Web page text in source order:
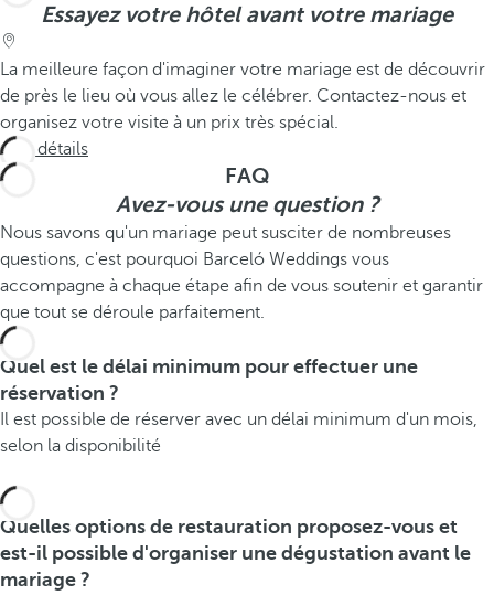
Essayez votre hôtel avant votre mariage
La meilleure façon d'imaginer votre mariage est de découvrir
de près le lieu où vous allez le célébrer. Contactez-nous et
organisez votre visite à un prix très spécial.
Voir détails
FAQ
Avez-vous une question ?
Nous savons qu'un mariage peut susciter de nombreuses
questions, c'est pourquoi Barceló Weddings vous
accompagne à chaque étape afin de vous soutenir et garantir
que tout se déroule parfaitement.
Quel est le délai minimum pour effectuer une
réservation ?
Il est possible de réserver avec un délai minimum d'un mois,
selon la disponibilité
Quelles options de restauration proposez-vous et
est-il possible d'organiser une dégustation avant le
mariage ?